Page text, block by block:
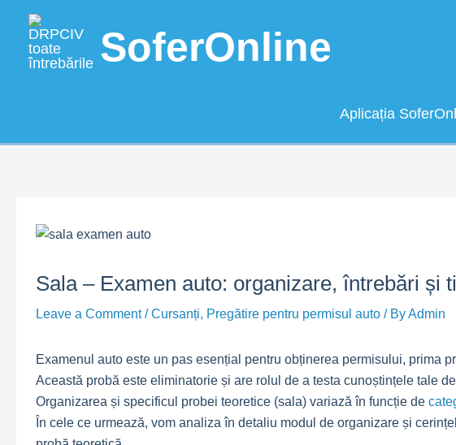
content
SoferOnline
Aplicația
Sala – Examen auto: organizare, întrebări și
Leave a Comment /Cursanți, Pregătire pentru permisul auto / ByAdmin
Examenul auto este un pas esențial pentru obținerea permisului, prima
Această probă este eliminatorie și are rolul de a testa cunoștințele tale
Organizarea și specificul probei teoretice (sala) variază în funcție de
În cele ce urmează, vom analiza în detaliu modul de organizare și